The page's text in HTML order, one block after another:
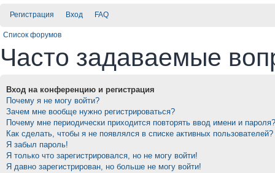
Регистрация Вход FAQ
Список форумов
Часто задаваемые
Вход на конференцию и регистрация
Почему я не могу войти?
Зачем мне вообще нужно регистрироваться?
Почему мне периодически приходится повторять ввод имени и пароля?
Как сделать, чтобы я не появлялся в списке активных пользователей?
Я забыл пароль!
Я только что зарегистрировался, но не могу войти!
Я давно зарегистрирован, но больше не могу войти!